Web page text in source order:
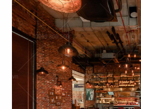
71
HẢI SẢN HOÀNG GIA
CN Nguyễn Tri Phương